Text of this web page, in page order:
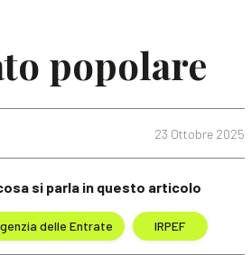
popolare
23 Ottobre 2025
si parla in questo articolo
delle Entrate IRPEF